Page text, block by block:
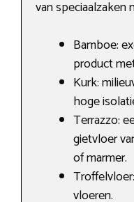
van speciaalzaken
Bamboe:
product
Kurk:
hoge
Terrazzo:
gietvloer
of marmer.
vloeren.